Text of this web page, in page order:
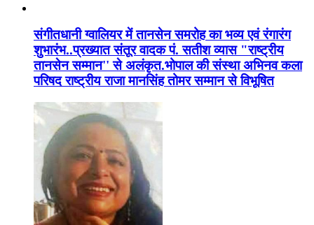
संगीतधानी ग्वालियर में तानसेन समरोह का भव्य एवं रंगारंग
शुभारंभ..प्रख्यात संतूर वादक पं. सतीश व्यास "राष्ट्रीय
तानसेन सम्मान'' से अलंकृत.भोपाल की संस्था अभिनव कला
परिषद राष्ट्रीय राजा मानसिंह तोमर सम्मान से विभूषित